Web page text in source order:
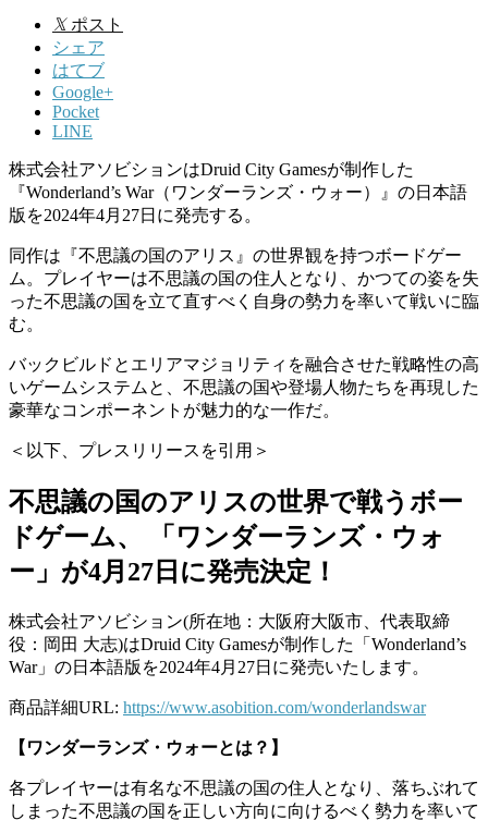
𝕏 ポスト
シェア
はてブ
Google+
Pocket
LINE
株式会社アソビションはDruid City Gamesが制作した
『Wonderland’s War（ワンダーランズ・ウォー）』の日本語
版を2024年4月27日に発売する。
同作は『不思議の国のアリス』の世界観を持つボードゲー
ム。プレイヤーは不思議の国の住人となり、かつての姿を失
った不思議の国を立て直すべく自身の勢力を率いて戦いに臨
む。
バックビルドとエリアマジョリティを融合させた戦略性の高
いゲームシステムと、不思議の国や登場人物たちを再現した
豪華なコンポーネントが魅力的な一作だ。
＜以下、プレスリリースを引用＞
不思議の国のアリスの世界で戦うボー
ドゲーム、 「ワンダーランズ・ウォ
ー」が4月27日に発売決定！
株式会社アソビション(所在地：大阪府大阪市、代表取締
役：岡田 大志)はDruid City Gamesが制作した「Wonderland’s
War」の日本語版を2024年4月27日に発売いたします。
商品詳細URL: https://www.asobition.com/wonderlandswar
【ワンダーランズ・ウォーとは？】
各プレイヤーは有名な不思議の国の住人となり、落ちぶれて
しまった不思議の国を正しい方向に向けるべく勢力を率いて